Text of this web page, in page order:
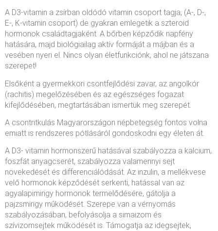
A D3-vitamin a zsírban oldódó vitamin csoport tagja, (A-, D-,
E-, K-vitamin csoport) de gyakran emlegetik a szteroid
hormonok családtagjaként. A bőrben képződik napfény
hatására, majd biológiailag aktív formáját a májban és a
vesében nyeri el. Nincs olyan életfunkciónk, ahol ne játszana
szerepet!
Elsőként a gyermekkori csontfejlődési zavar, az angolkór
(rachitis) megelőzésében és az egészséges fogazat
kifejlődésében, megtartásában ismertük meg szerepét.
A csontritkulás Magyarországon népbetegség fontos volna
emiatt is rendszeres pótlásáról gondoskodni egy életen át.
A D3- vitamin hormonszerű hatásával szabályozza a kalcium,
foszfát anyagcserét, szabályozza valamennyi sejt
növekedését és differenciálódását. Az inzulin, a mellékvese
velő hormonok képződését serkenti, hatással van az
agyalapimirigy hormonok termelődésére, gátolja a
pajzsmirigy működését. Szerepe van a vérnyomás
szabályozásában, befolyásolja a simaizom és
szívizomsejtek működését is. Támogatja az idegsejtek,